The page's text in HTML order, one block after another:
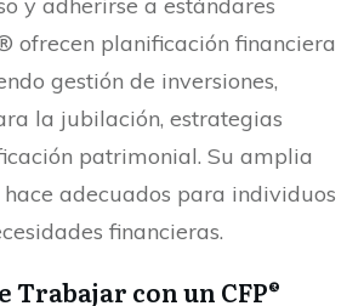
ofrecen planificación financiera
gestión de inversiones,
la jubilación, estrategias
patrimonial. Su amplia
adecuados para individuos
financieras.
Trabajar con un CFP®